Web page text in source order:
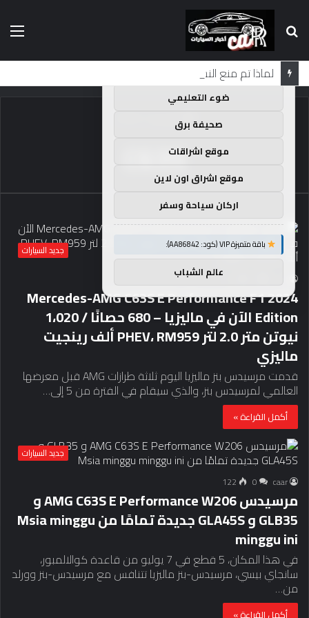
بحث
عن
الرئيسية
C63S
جديد السيارات
112
2024 Mercedes-AMG C63S E Performance F1
Edition الآن في ماليزيا – 680 حصانًا / 1،020
نيوتن متر 2.0 لتر PHEV، RM959 ألف رينجيت
ماليزي
قدمت مرسيدس بنز ماليزيا اليوم ثلاثة طرازات AMG قبل معرضها
العالمي لمرسيدس بنز، والذي سيقام في الفترة من 5 إلى…
أكمل القراءة »
جديد السيارات
caar
0
122
مرسيدس AMG C63S E Performance W206 و
GLB35 و GLA45S جديدة تمامًا من Msia minggu
minggu ini
في هذا المكان، 5 قطع في 7 يوليو من قاعدة كوالالمبور،
سانجاي بيسي، مرسيدس-بنز ماليزيا تتنافس مع مرسيدس-بنز وورلد
من…
أكمل القراءة »
توصيات :
باقة متميزة VIP (كود: AA35872):
ضوء التعليمي
صحيفة برق
موقع اشراقات
موقع اشراق اون لاين
اركان سياحة وسفر
باقة متميزة VIP (كود: AA86842):
عالم الشباب